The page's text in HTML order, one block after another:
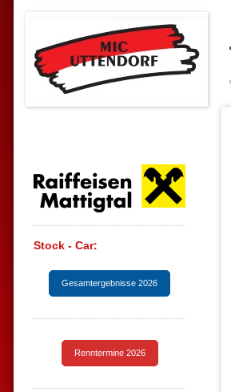
Stock - Car:
Gesamtergebnisse 2026
Renntermine 2026